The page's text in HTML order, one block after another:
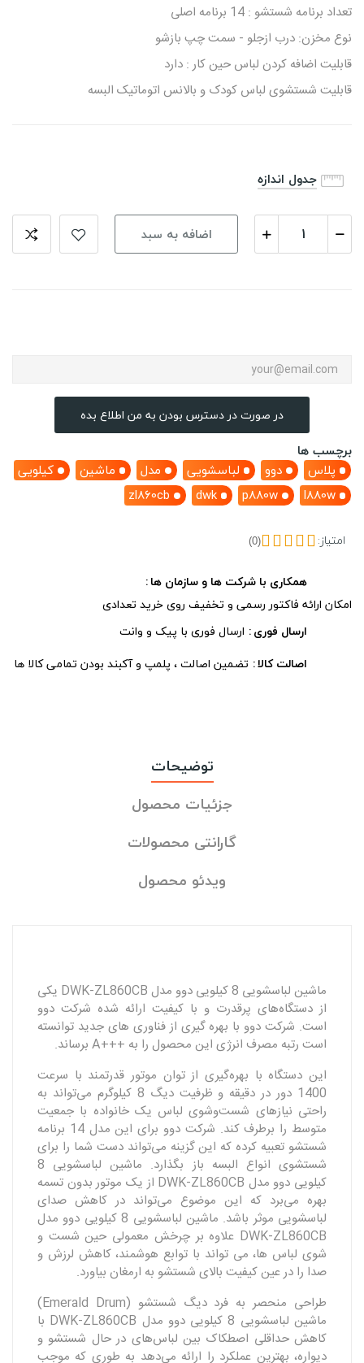
تعداد برنامه شستشو : 14 برنامه اصلی
نوع مخزن: درب ازجلو - سمت چپ بازشو
قابلیت اضافه کردن لباس حین کار : دارد
قابلیت شستشوی لباس کودک و بالانس اتوماتیک البسه
جدول اندازه
اضافه به سبد
در صورت در دسترس بودن به من اطلاع بده
برچسب ها
پلاس
دوو لباسشویی مدل ماشین
کیلویی
l880w
p880w
dwk
zl860cb
امتیاز: (0)
همکاری با شرکت ها و سازمان ها
امکان ارائه فاکتور رسمی و تخفیف روی خرید تعدادی
ارسال فوری ارسال فوری با پیک و وانت
اصالت کالا تضمین اصالت ، پلمپ و آکبند بودن تمامی کالا ها
توضیحات
جزئیات محصول
گارانتی محصولات
ویدئو محصول
ماشین لباسشویی 8 کیلویی دوو مدل DWK-ZL860CB یکی
از دستگاه‌های پرقدرت و با کیفیت ارائه شده شرکت دوو
است. شرکت دوو با بهره گیری از فناوری های جدید توانسته
است رتبه مصرف انرژی این محصول را به +++A برساند.
این دستگاه با بهره‌گیری از توان موتور قدرتمند با سرعت
1400 دور در دقیقه و ظرفیت دیگ 8 کیلوگرم می‌تواند به
راحتی نیازهای شست‌وشوی لباس یک خانواده با جمعیت
متوسط را برطرف کند. شرکت دوو برای این مدل 14 برنامه
شستشو تعبیه کرده که این گزینه می‌تواند دست شما را برای
شستشوی انواع البسه باز بگذارد. ماشین لباسشویی 8
کیلویی دوو مدل DWK-ZL860CB از یک موتور بدون تسمه
بهره می‌برد که این موضوع می‌تواند در کاهش صدای
لباسشویی موثر باشد. ماشین لباسشویی 8 کیلویی دوو مدل
DWK-ZL860CB علاوه بر چرخش معمولی حین شست و
شوی لباس ها، می تواند با توابع هوشمند، کاهش لرزش و
صدا را در عین کیفیت بالای شستشو به ارمغان بیاورد.
طراحی منحصر به فرد دیگ شستشو (Emerald Drum)
ماشین لباسشویی 8 کیلویی دوو مدل DWK-ZL860CB با
کاهش حداقلی اصطکاک بین لباس‌های در حال شستشو و
دیواره، بهترین عملکرد را ارائه می‌دهد به طوری که موجب